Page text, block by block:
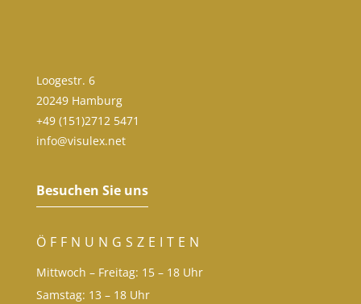
Loogestr. 6
20249 Hamburg
+49 (151)2712 5471
info@visulex.net
Besuchen Sie uns
ÖFFNUNGSZEITEN
Mittwoch – Freitag: 15 – 18 Uhr
Samstag: 13 – 18 Uhr